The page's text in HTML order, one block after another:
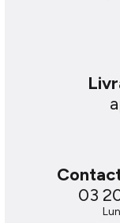
Pose
fixe
ferrure
avec
680X165
03